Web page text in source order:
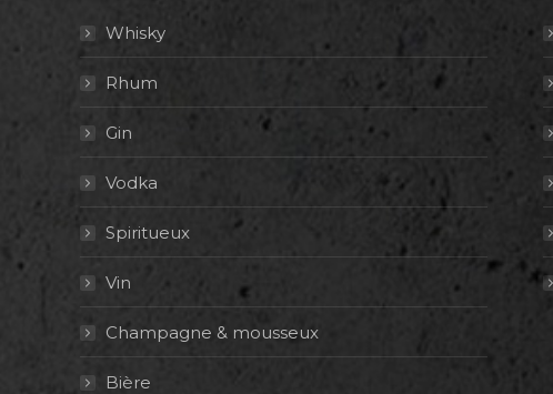
Whisky
Rhum
Gin
Vodka
Spiritueux
Vin
Champagne & mousseux
Bière